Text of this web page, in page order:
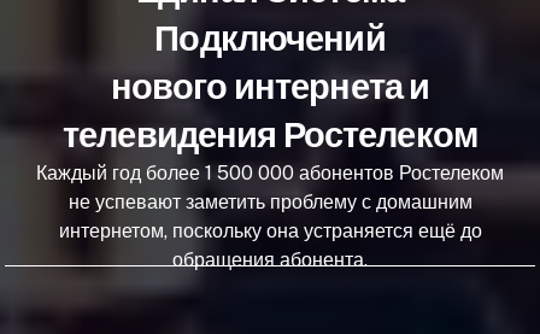
Подключений
нового интернета и
телевидения Ростелеком
Каждый год более 1 500 000 абонентов Ростелеком
не успевают заметить проблему с домашним
интернетом, поскольку она устраняется ещё до
обращения абонента.